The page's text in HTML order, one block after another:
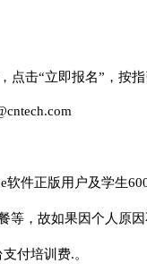
点击“立即报名”，按
软件正版用户及学生6
，故如果因个人原
付培训费.。